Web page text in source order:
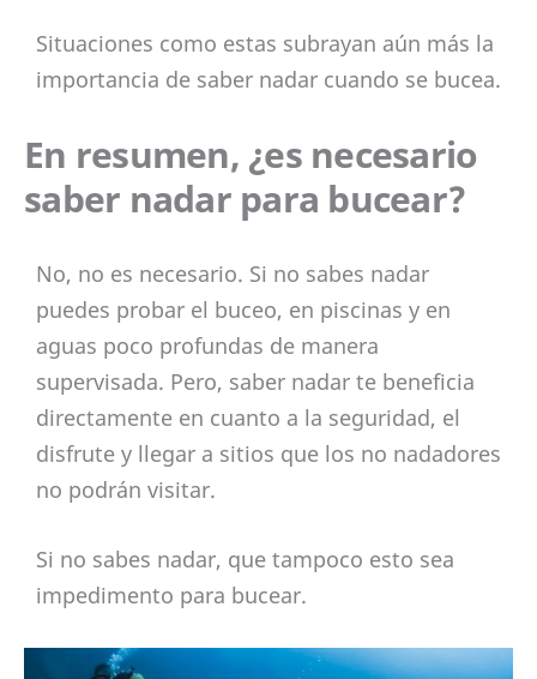
Situaciones como estas subrayan aún más la
importancia de saber nadar cuando se bucea.
En resumen, ¿es necesario
saber nadar para bucear?
No, no es necesario. Si no sabes nadar
puedes probar el buceo, en piscinas y en
aguas poco profundas de manera
supervisada. Pero, saber nadar te beneficia
directamente en cuanto a la seguridad, el
disfrute y llegar a sitios que los no nadadores
no podrán visitar.
Si no sabes nadar, que tampoco esto sea
impedimento para bucear.